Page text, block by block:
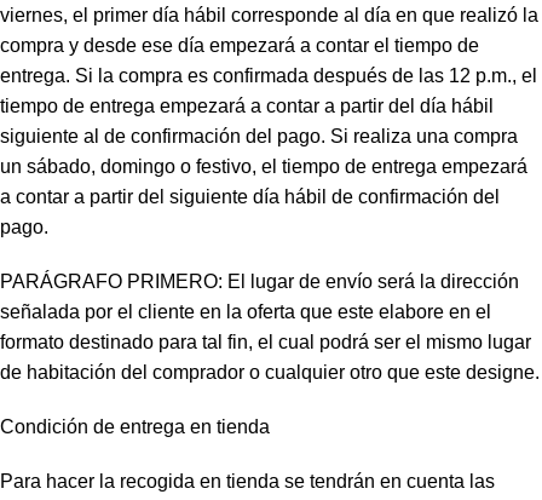
viernes, el primer día hábil corresponde al día en que realizó la
compra y desde ese día empezará a contar el tiempo de
entrega. Si la compra es confirmada después de las 12 p.m., el
tiempo de entrega empezará a contar a partir del día hábil
siguiente al de confirmación del pago. Si realiza una compra
un sábado, domingo o festivo, el tiempo de entrega empezará
a contar a partir del siguiente día hábil de confirmación del
pago.
PARÁGRAFO PRIMERO: El lugar de envío será la dirección
señalada por el cliente en la oferta que este elabore en el
formato destinado para tal fin, el cual podrá ser el mismo lugar
de habitación del comprador o cualquier otro que este designe.
Condición de entrega en tienda
Para hacer la recogida en tienda se tendrán en cuenta las